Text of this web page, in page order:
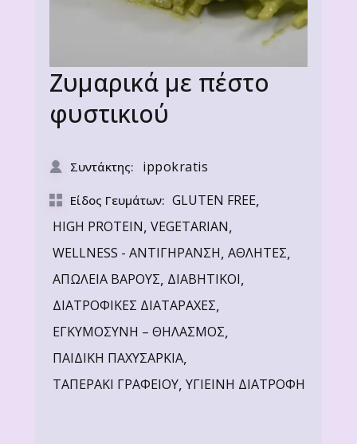
Ζυμαρικά με πέστο
φυστικιού
Συντάκτης: ippokratis
Είδος Γευμάτων: GLUTEN FREE,
HIGH PROTEIN, VEGETARIAN,
WELLNESS - ΑΝΤΙΓΗΡΑΝΣΗ, ΑΘΛΗΤΕΣ,
ΑΠΩΛΕΙΑ ΒΑΡΟΥΣ, ΔΙΑΒΗΤΙΚΟΙ,
ΔΙΑΤΡΟΦΙΚΕΣ ΔΙΑΤΑΡΑΧΕΣ,
ΕΓΚΥΜΟΣΥΝΗ – ΘΗΛΑΣΜΟΣ,
ΠΑΙΔΙΚΗ ΠΑΧΥΣΑΡΚΙΑ,
ΤΑΠΕΡΑΚΙ ΓΡΑΦΕΙΟΥ, ΥΓΙΕΙΝΗ ΔΙΑΤΡΟΦΗ